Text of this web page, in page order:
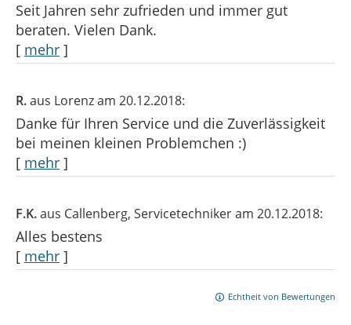
Seit Jahren sehr zufrieden und immer gut
beraten. Vielen Dank.
[ mehr ]
R.aus Lorenzam 20.12.2018:
Danke für Ihren Service und die Zuverlässigkeit
bei meinen kleinen Problemchen :)
[ mehr ]
F.K.aus Callenberg, Servicetechnikeram 20.12.2018:
Alles bestens
[ mehr ]
Echtheit von Bewertungen